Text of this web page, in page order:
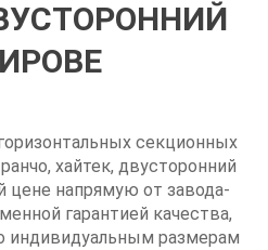
секционных
хайтек, двусторонний
цене напрямую от завода-
гарантией качества,
индивидуальным размерам